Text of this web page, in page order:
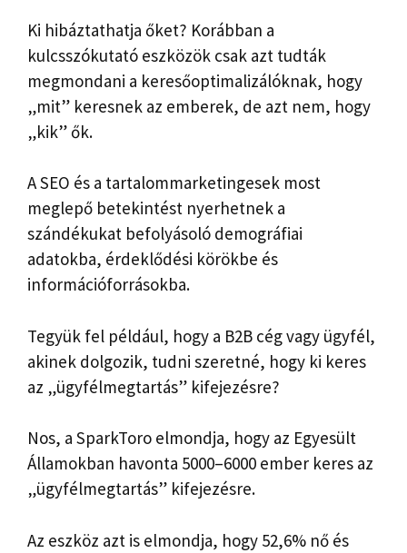
Ki hibáztathatja őket? Korábban a
kulcsszókutató eszközök csak azt tudták
megmondani a keresőoptimalizálóknak, hogy
„mit” keresnek az emberek, de azt nem, hogy
„kik” ők.
A SEO és a tartalommarketingesek most
meglepő betekintést nyerhetnek a
szándékukat befolyásoló demográfiai
adatokba, érdeklődési körökbe és
információforrásokba.
Tegyük fel például, hogy a B2B cég vagy ügyfél,
akinek dolgozik, tudni szeretné, hogy ki keres
az „ügyfélmegtartás” kifejezésre?
Nos, a SparkToro elmondja, hogy az Egyesült
Államokban havonta 5000–6000 ember keres az
„ügyfélmegtartás” kifejezésre.
Az eszköz azt is elmondja, hogy 52,6% nő és